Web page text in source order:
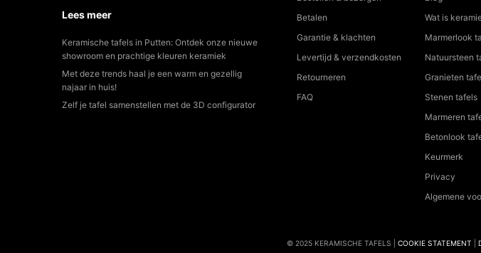
Lees meer
Keramische tafels in Putten: Ontdek onze nieuwe
showroom en prachtige kleuren keramiek
Met deze trends haal je een warm en gezellig
najaar in huis!
Zelf je tafel samenstellen met de 3D configurator
Betalen
Garantie & klachten
Levertijd & verzendkosten
Retourneren
FAQ
Wat is
Marmerlook
Natuursteen
Granieten
Stenen tafels
Marmeren
Betonlook
Keurmerk
Privacy
Algemene
© 2025 KERAMISCHE TAFELS | COOKIE STATEMENT